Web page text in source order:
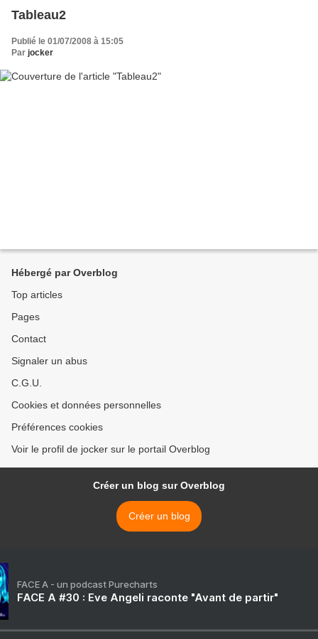
Tableau2
Publié le 01/07/2008 à 15:05
Par jocker
Hébergé par Overblog
Top articles
Pages
Contact
Signaler un abus
C.G.U.
Cookies et données personnelles
Préférences cookies
Voir le profil de jocker sur le portail Overblog
Créer un blog sur Overblog
Créer un blog
FACE A - un podcast Purecharts
FACE A #30 : Eve Angeli raconte "Avant de partir"